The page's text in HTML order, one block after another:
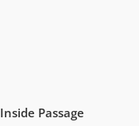
Inside Passage